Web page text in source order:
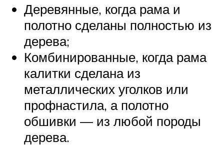
Деревянные, когда рама и
полотно сделаны полностью из
дерева;
Комбинированные, когда рама
калитки сделана из
металлических уголков или
профнастила, а полотно
обшивки — из любой породы
дерева.